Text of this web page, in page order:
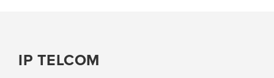
IP TELCOM